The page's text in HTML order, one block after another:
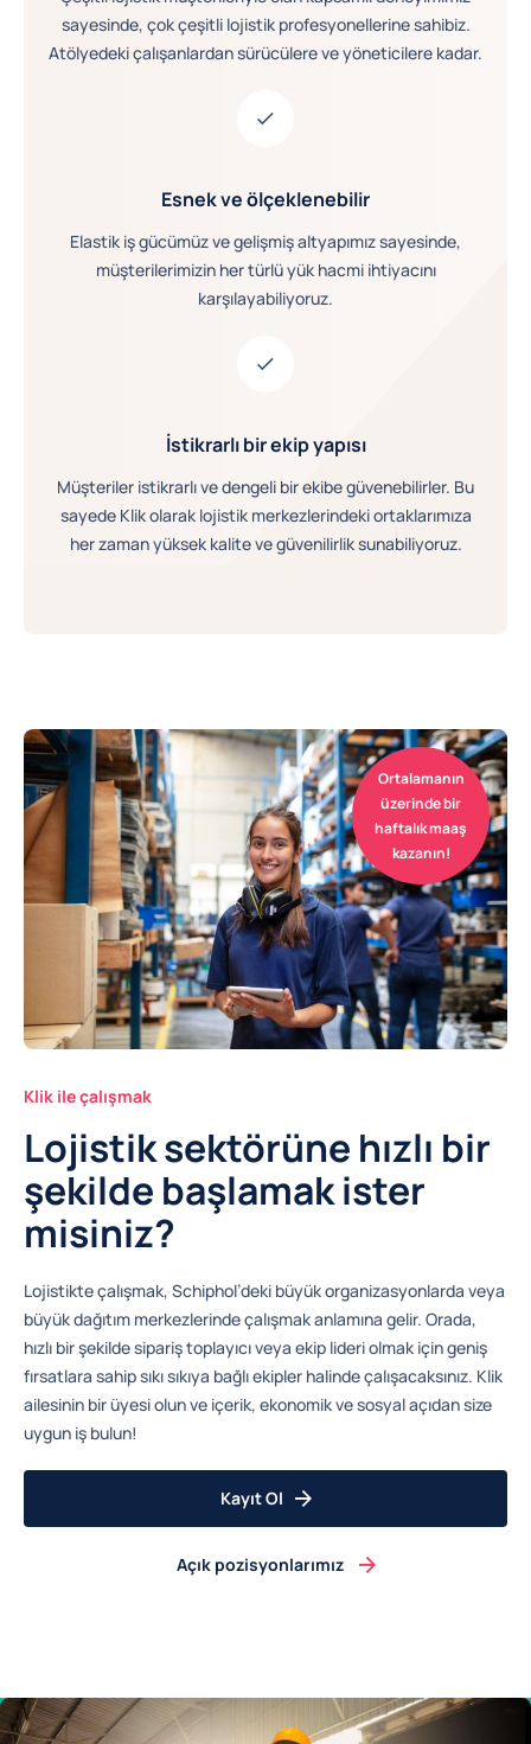
sayesinde, çok çeşitli lojistik profesyonellerine sahibiz.
Atölyedeki çalışanlardan sürücülere ve yöneticilere kadar.
Esnek ve ölçeklenebilir
Elastik iş gücümüz ve gelişmiş altyapımız sayesinde,
müşterilerimizin her türlü yük hacmi ihtiyacını
karşılayabiliyoruz.
İstikrarlı bir ekip yapısı
Müşteriler istikrarlı ve dengeli bir ekibe güvenebilirler. Bu
sayede Klik olarak lojistik merkezlerindeki ortaklarımıza
her zaman yüksek kalite ve güvenilirlik sunabiliyoruz.
Ortalamanın
üzerinde bir
haftalık maaş
kazanın!
Klik ile çalışmak
Lojistik sektörüne hızlı bir
şekilde başlamak ister
misiniz?
Lojistikte çalışmak, Schiphol’deki büyük organizasyonlarda veya
büyük dağıtım merkezlerinde çalışmak anlamına gelir. Orada,
hızlı bir şekilde sipariş toplayıcı veya ekip lideri olmak için geniş
fırsatlara sahip sıkı sıkıya bağlı ekipler halinde çalışacaksınız. Klik
ailesinin bir üyesi olun ve içerik, ekonomik ve sosyal açıdan size
uygun iş bulun!
Kayıt Ol
Açık pozisyonlarımız